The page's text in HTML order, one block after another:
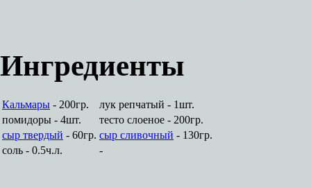
Ингредиенты
Кальмары - 200гр.
лук репчатый - 1шт.
помидоры - 4шт.
тесто слоеное - 200гр.
сыр твердый - 60гр. сыр сливочный - 130гр.
соль - 0.5ч.л.
-